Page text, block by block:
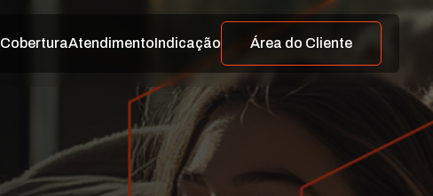
CoberturaAtendimentoIndicação Área do Cliente